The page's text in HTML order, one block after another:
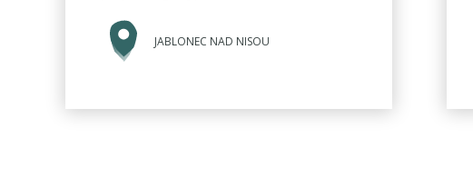
JABLONEC NAD NISOU